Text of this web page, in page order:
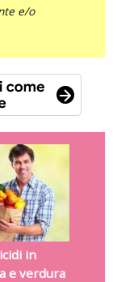
e/o
in
e verdura